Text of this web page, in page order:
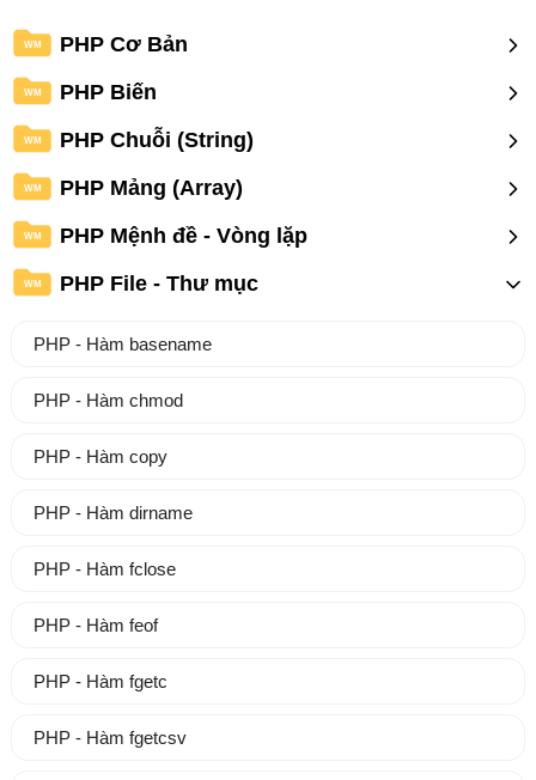
WM PHP Cơ Bản
WM PHP Biến
WM PHP Chuỗi (String)
WM PHP Mảng (Array)
WM PHP Mệnh đề - Vòng lặp
WM PHP File - Thư mục
PHP - Hàm basename
PHP - Hàm chmod
PHP - Hàm copy
PHP - Hàm dirname
PHP - Hàm fclose
PHP - Hàm feof
PHP - Hàm fgetc
PHP - Hàm fgetcsv